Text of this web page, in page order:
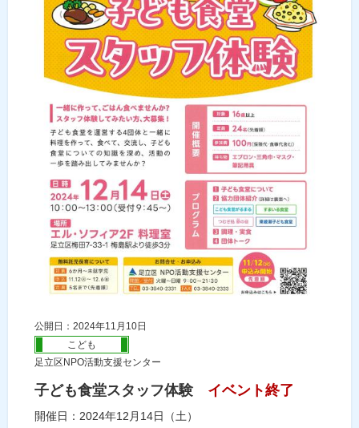
公開日：2024年11月10日
こども
足立区NPO活動支援センター
子ども食堂スタッフ体験 イベント終了
開催日：2024年12月14日（土）